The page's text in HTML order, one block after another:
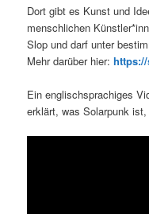
Dort gibt es Kunst und
menschlichen
Slop und darf unter
Mehr darüber hier:
Ein englischsprachiges
erklärt, was Solarpunk